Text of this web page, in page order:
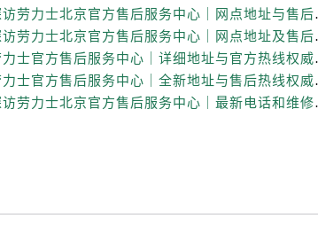
后服务中心（需提前预约）
后服务中心（需提前预约）
务中心（需提前预约）
表维修劳力士售后服务中心（需提前预约）
心（需提前预约）
服务中心（需提前预约）
务中心（需提前预约）
亲身探访劳
亲身探访劳
北京劳力士
北京劳力士
亲身探访劳